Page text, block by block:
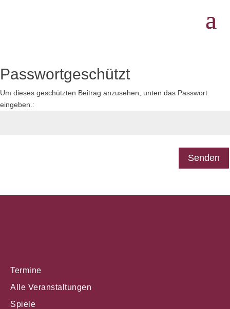
Passwortgeschützt
Um dieses geschützten Beitrag anzusehen, unten das Passwort
eingeben.:
Senden
Termine
Alle Veranstaltungen
Spiele